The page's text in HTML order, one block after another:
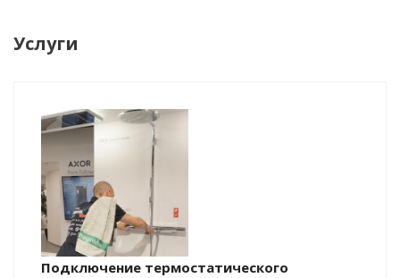
Услуги
Подключение термостатического